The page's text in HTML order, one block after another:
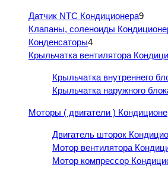
Датчик NTC Кондиционера9
Клапаны, соленоиды
Конденсаторы4
Крыльчатка вентилятора
Крыльчатка внутреннего
Крыльчатка наружного
Моторы ( двигатели )
Двигатель шторок
Мотор вентилятора
Мотор компрессор